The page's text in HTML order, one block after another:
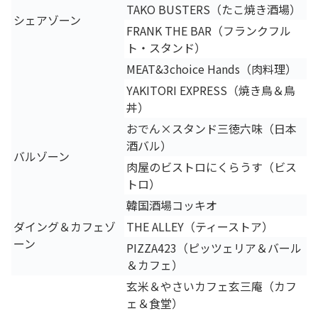
シェアゾーン
TAKO BUSTERS（たこ焼き酒場）
FRANK THE BAR（フランクフル
ト・スタンド）
MEAT&3choice Hands（肉料理）
YAKITORI EXPRESS（焼き鳥＆鳥
丼）
バルゾーン
おでん×スタンド三徳六味（日本
酒バル）
肉屋のビストロにくらうす（ビス
トロ）
ダイング＆カフェゾ
ーン
韓国酒場コッキオ
THE ALLEY（ティーストア）
PIZZA423（ピッツェリア＆バール
＆カフェ）
玄米＆やさいカフェ玄三庵（カフ
ェ＆食堂）